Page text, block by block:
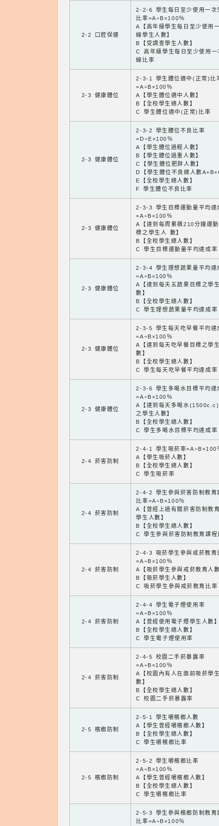
2-2 口腔保健
2-2-6 學生每日至少使用一次
比率=A÷B×100％
A【高年級學生每日至少使用
線學生人數】
B【受調查學生人數】
C 高年級學生每日至少使用一
線比率
2-3 健康體位
2-3-1 學生體位適中(正常)比
=A÷B×100％
A【學生體位適中人數】
B【全校學生總人數】
C 學生體位適中(正常)比率
2-3 健康體位
2-3-2 學生體位不良比率
=D÷E×100％
A【學生體位過輕人數】
B【學生體位過重人數】
C【學生體位肥胖人數】
D【學生體位不良總人數
E【全校學生總人數】
F 學生體位不良比率
2-3 健康體位
2-3-3 學生目標運動量平均達
=A÷B×100％
A【達到每周累積210分鐘運
標之學生人 數】
B【全校學生總人數】
C 學生目標運動量平均達成率
2-3 健康體位
2-3-4 學生理想蔬果量平均達
=A÷B×100％
A【達到每天五蔬果目標之學
數】
B【全校學生總人數】
C 學生理想蔬果量平均達成率
2-3 健康體位
2-3-5 學生每天吃早餐平均達
=A÷B×100％
A【達到每天吃早餐目標之學
數】
B【全校學生總人數】
C 學生每天吃早餐平均達成率
2-3 健康體位
2-3-6 學生多喝水目標平均達
=A÷B×100％
A【達到每天多喝水
之學生人數】
B【全校學生總人數】
C 學生多喝水目標平均達成率
2-4 菸害防制
2-4-1 學生吸菸率=A÷B×100
A【學生吸菸人數】
B【全校學生總人數】
C 學生吸菸率
2-4 菸害防制
2-4-2 學生參與菸害防制教育
比率=A÷B×100％
A【曾經上過有關菸害防制教
學生人數】
B【全校學生總人數】
C 學生參與菸害防制教育課程
2-4 菸害防制
2-4-3 吸菸學生參與戒菸教育
=A÷B×100％
A【吸菸學生參與戒菸教育人
B【吸菸學生人數】
C 吸菸學生參與戒菸教育比率
2-4 菸害防制
2-4-4 學生電子煙使用率
=A÷B×100％
A【曾經使用電子煙學生人數
B【全校學生總人數】
C 學生電子煙使用率
2-4 菸害防制
2-4-5 校園二手菸暴露率
=A÷B×100％
A【校園內有人在面前吸菸學
數】
B【全校學生總人數】
C 校園二手菸暴露率
2-5 檳榔防制
2-5-1 學生嚼檳榔人數
A【學生曾經嚼檳榔人數】
B【全校學生總人數】
C 學生嚼檳榔比率
2-5 檳榔防制
2-5-2 學生嚼檳榔比率
=A÷B×100％
A【學生曾經嚼檳榔人數】
B【全校學生總人數】
C 學生嚼檳榔比率
2-5-3 學生參與檳榔防制教育
比率=A÷B×100％